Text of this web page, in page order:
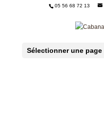
05 56 68 72 13
Sélectionner une page